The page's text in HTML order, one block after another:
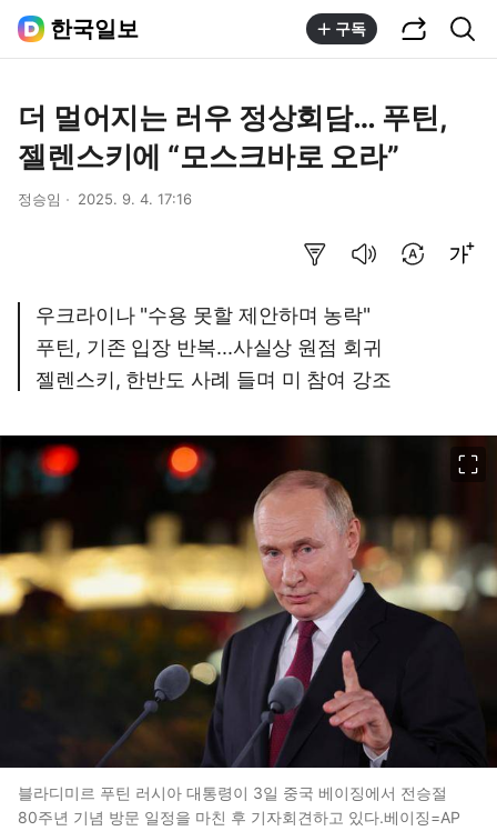
한국일보 구독
더 멀어지는 러우 정상회담… 푸틴,
젤렌스키에 “모스크바로 오라”
정승임 2025. 9. 4. 17:16
우크라이나 "수용 못할 제안하며 농락"
푸틴, 기존 입장 반복...사실상 원점 회귀
젤렌스키, 한반도 사례 들며 미 참여 강조
블라디미르 푸틴 러시아 대통령이 3일 중국 베이징에서 전승절
80주년 기념 방문 일정을 마친 후 기자회견하고 있다.베이징=AP